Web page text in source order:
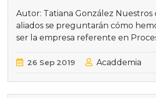
Autor: Tatiana González Nuestros
aliados se preguntarán cómo
ser la empresa referente en
26 Sep 2019 Acaddemia